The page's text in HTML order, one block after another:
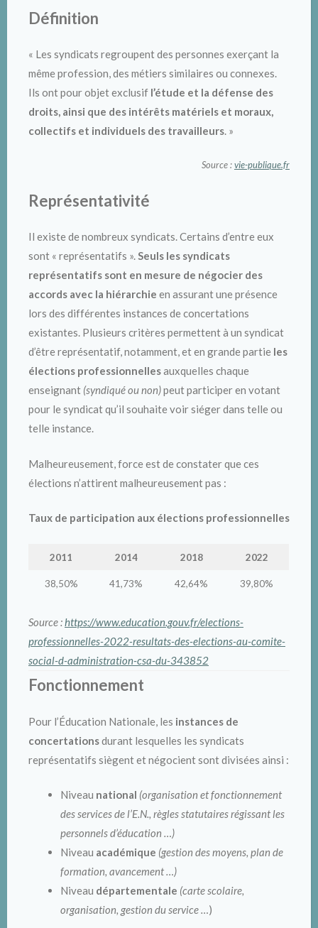
Définition
« Les syndicats regroupent des personnes exerçant la
même profession, des métiers similaires ou connexes.
Ils ont pour objet exclusif l’étude et la défense des
droits, ainsi que des intérêts matériels et moraux,
collectifs et individuels des travailleurs. »
Source :vie-publique.fr
Représentativité
Il existe de nombreux syndicats. Certains d’entre eux
sont « représentatifs ».Seuls les syndicats
représentatifs sont en mesure de négocier des
accords avec la hiérarchie en assurant une présence
lors des différentes instances de concertations
existantes. Plusieurs critères permettent à un syndicat
d’être représentatif, notamment, et en grande partie les
élections professionnellesauxquelles chaque
enseignant (syndiqué ou non)peut participer en votant
pour le syndicat qu’il souhaite voir siéger dans telle ou
telle instance.
Malheureusement, force est de constater que ces
élections n’attirent malheureusement pas :
Taux de participation aux élections professionnelles
2011 2014 2018 2022
38,50% 41,73% 42,64% 39,80%
Source :https://www.education.gouv.fr/elections-
professionnelles-2022-resultats-des-elections-au-comite-
social-d-administration-csa-du-343852
Fonctionnement
Pour l’Éducation Nationale, les instances de
concertationsdurant lesquelles les syndicats
représentatifs siègent et négocient sont divisées ainsi :
Niveau national (organisation et fonctionnement
des services de l’E.N., règles statutaires régissant les
personnels d’éducation …)
Niveau académique (gestion des moyens, plan de
formation, avancement …)
Niveau départementale (carte scolaire,
organisation, gestion du service …)